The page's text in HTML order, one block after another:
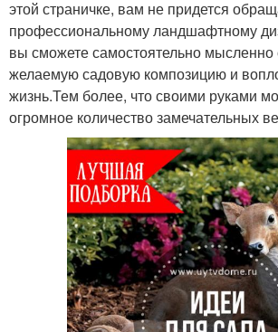
этой страничке, вам не придется
профессиональному ландшафтному
вы сможете самостоятельно мысленно
желаемую садовую композицию и
жизнь.Тем более, что своими руками
огромное количество замечательных